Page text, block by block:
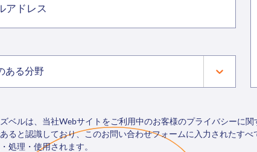
ある分野
ベルは、当社Webサイトをご利用中のお客様のプライバシーに
ると認識しており、このお問い合わせフォームに入力されたす
処理・使用されます。